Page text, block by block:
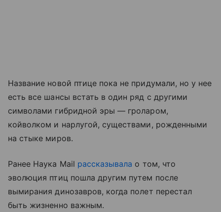
Название новой птице пока не придумали, но у нее
есть все шансы встать в один ряд с другими
символами гибридной эры — гроларом,
койволком и нарлугой, существами, рожденными
на стыке миров.
Ранее Наука Mail рассказывала о том, что
эволюция птиц пошла другим путем после
вымирания динозавров, когда полет перестал
быть жизненно важным.